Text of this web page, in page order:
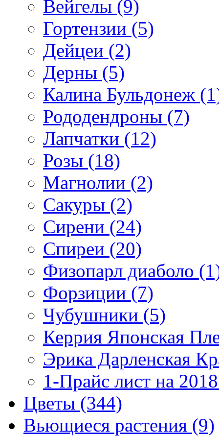
Вейгелы (9)
Гортензии (5)
Дейцеи (2)
Дерны (5)
Калина Бульдонеж
Рододендроны (7)
Лапчатки (12)
Розы (18)
Магнолии (2)
Сакуры (2)
Сирени (24)
Спиреи (20)
Физопарл диаболо
Форзиции (7)
Чубушники (5)
Керрия Японская
Эрика Дарленская
1-Прайс лист на
Цветы (344)
Вьющиеся растения (9)